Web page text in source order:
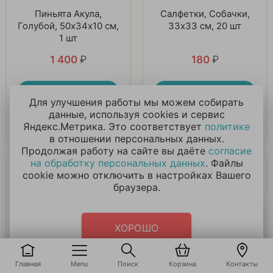
Главная Menu Поиск Корзина Контакты
Пиньята Акула,
Голубой, 50х34х10 см,
1 шт
1 400 ₽
Купить в 1 клик
Салфетки, Собачки,
33х33 см, 20 шт
180 ₽
Купить в 1 клик
Свеча в виде
животных цифра 3
Свеча в виде
животных цифра 7
Для улучшения работы мы можем собирать
данные, используя cookies и сервис
Яндекс.Метрика. Это соответствует политике
в отношении персональных данных.
Продолжая работу на сайте вы даёте согласие
на обработку персональных данных. Файлы
cookie можно отключить в настройках Вашего
браузера.
ХОРОШО